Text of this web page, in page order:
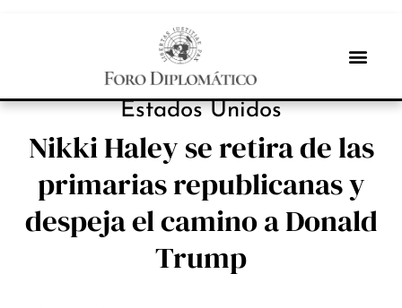
NOTICIAS
Estados Unidos
Nikki Haley se retira de las
primarias republicanas y
despeja el camino a Donald
Trump